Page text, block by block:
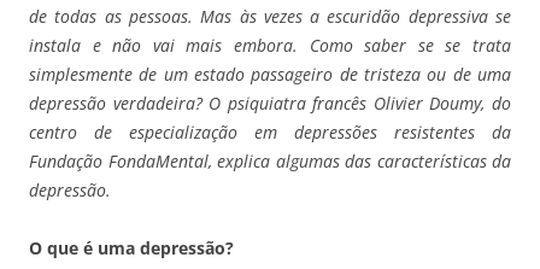
de todas as pessoas. Mas às vezes a escuridão depressiva se
instala e não vai mais embora. Como saber se se trata
simplesmente de um estado passageiro de tristeza ou de uma
depressão verdadeira? O psiquiatra francês Olivier Doumy, do
centro de especialização em depressões resistentes da
Fundação FondaMental, explica algumas das características da
depressão.
O que é uma depressão?